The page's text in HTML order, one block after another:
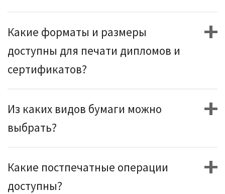
Какие форматы и размеры
доступны для печати дипломов и
сертификатов?
Из каких видов бумаги можно
выбрать?
Какие постпечатные операции
доступны?